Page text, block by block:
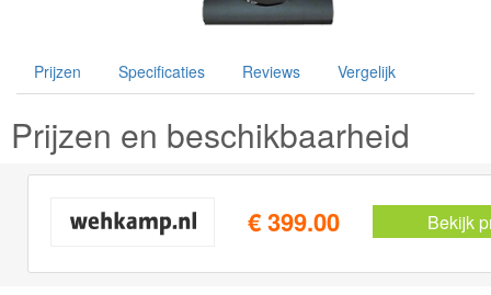
Prijzen Specificaties Reviews Vergelijk
Prijzen en beschikbaarheid
€ 399.00 Bekijk